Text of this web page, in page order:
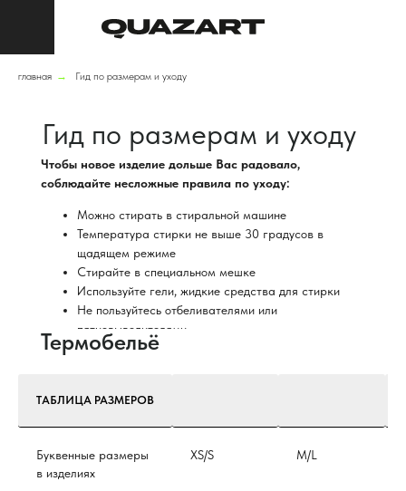
главная → Гид по размерам и уходу
Гид по размерам и уходу
Чтобы новое изделие дольше Вас радовало,
соблюдайте несложные правила по уходу:
Можно стирать в стиральной машине
Температура стирки не выше 30 градусов в
щадящем режиме
Стирайте в специальном мешке
Используйте гели, жидкие средства для стирки
Не пользуйтесь отбеливателями или
пятновыводителями
Утюжить НЕ нужно
Термобельё
ТАБЛИЦА РАЗМЕРОВ
Буквенные размеры
в изделиях
XS/S M/L